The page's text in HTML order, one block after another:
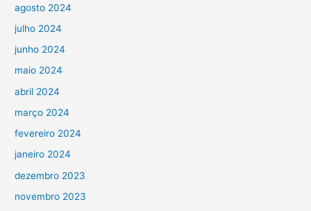
agosto 2024
julho 2024
junho 2024
maio 2024
abril 2024
março 2024
fevereiro 2024
janeiro 2024
dezembro 2023
novembro 2023